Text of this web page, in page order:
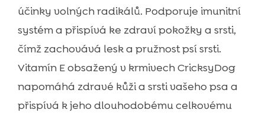
účinky volných radikálů. Podporuje imunitní
systém a přispívá ke zdraví pokožky a srsti,
čímž zachovává lesk a pružnost psí srsti.
Vitamín E obsažený v krmivech CricksyDog
napomáhá zdravé kůži a srsti vašeho psa a
přispívá k jeho dlouhodobému celkovému